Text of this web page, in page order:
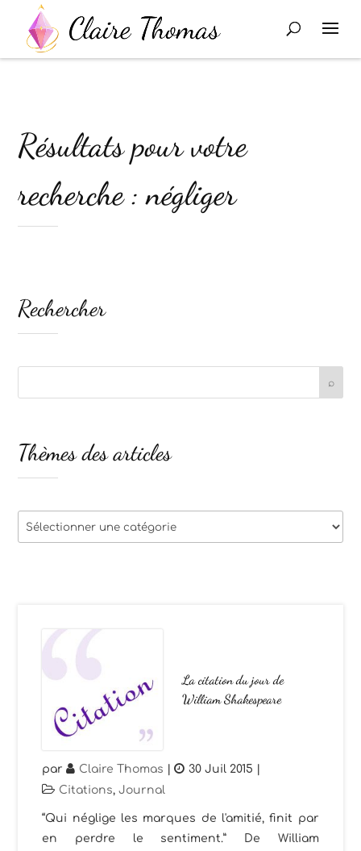
Résultats pour votre
recherche : négliger
La citation du jour de
William Shakespeare
par Claire Thomas | 30 Juil 2015 |
Citations,Journal
“Qui néglige les marques de l'amitié, finit par
en perdre le sentiment.” De William
Rechercher
Thèmes des articles
Thèmes
des